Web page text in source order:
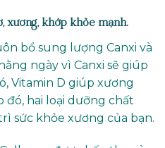
xương, khớp khỏe mạnh.
bổ sung lượng Canxi và
ngày vì Canxi sẽ giúp
Vitamin D giúp xương
đó, hai loại dưỡng chất
sức khỏe xương của bạn.